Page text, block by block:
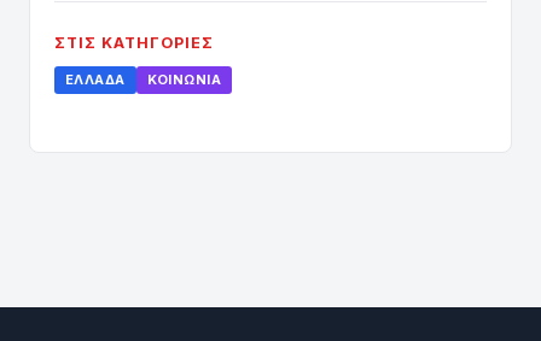
ΣΤΙΣ ΚΑΤΗΓΟΡΊΕΣ
ΕΛΛΆΔΑ ΚΟΙΝΩΝΊΑ